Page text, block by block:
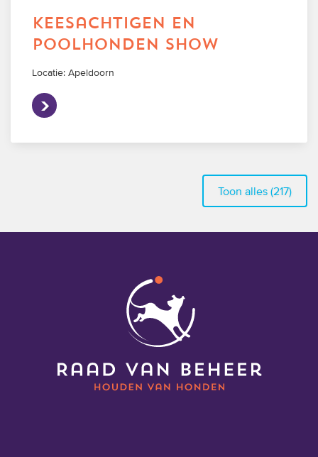
keesachtigen en
poolhonden show
Locatie: Apeldoorn
Toon alles (217)